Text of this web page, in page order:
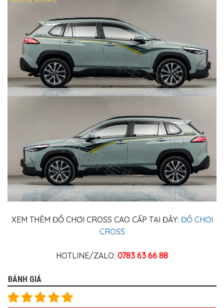
XEM THÊM ĐỒ CHƠI CROSS CAO CẤP TẠI ĐÂY: ĐỒ CHƠI
CROSS
HOTLINE/ZALO: 0783 63 66 88
ĐÁNH GIÁ